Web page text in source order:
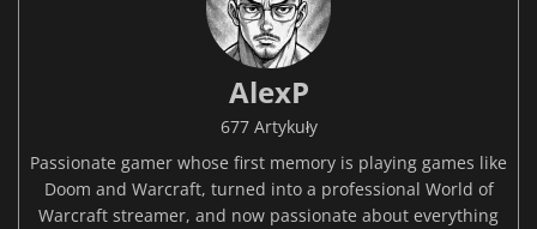
AlexP
677 Artykuły
Passionate gamer whose first memory is playing games like
Doom and Warcraft, turned into a professional World of
Warcraft streamer, and now passionate about everything